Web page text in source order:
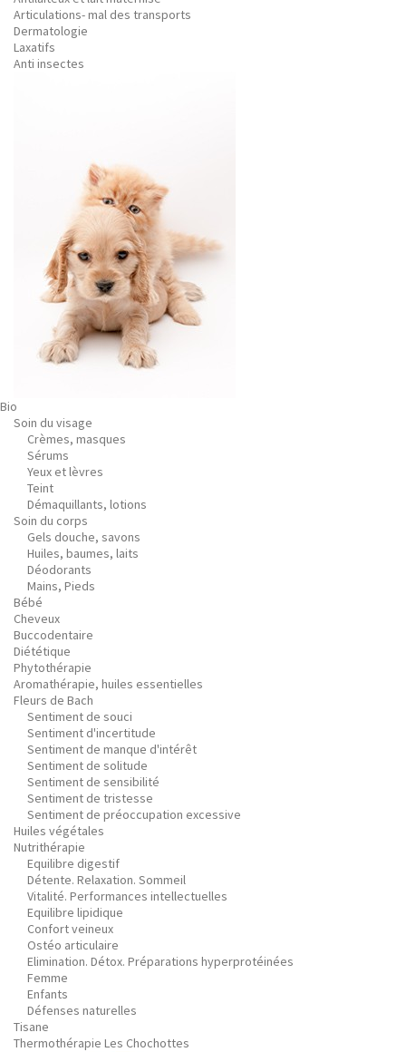
Articulations- mal des transports
Dermatologie
Laxatifs
Anti insectes
Bio
Soin du visage
Crèmes, masques
Sérums
Yeux et lèvres
Teint
Démaquillants, lotions
Soin du corps
Gels douche, savons
Huiles, baumes, laits
Déodorants
Mains, Pieds
Bébé
Cheveux
Buccodentaire
Diététique
Phytothérapie
Aromathérapie, huiles essentielles
Fleurs de Bach
Sentiment de souci
Sentiment d'incertitude
Sentiment de manque d'intérêt
Sentiment de solitude
Sentiment de sensibilité
Sentiment de tristesse
Sentiment de préoccupation excessive
Huiles végétales
Nutrithérapie
Equilibre digestif
Détente. Relaxation. Sommeil
Vitalité. Performances intellectuelles
Equilibre lipidique
Confort veineux
Ostéo articulaire
Elimination. Détox. Préparations hyperprotéinées
Femme
Enfants
Défenses naturelles
Tisane
Thermothérapie Les Chochottes